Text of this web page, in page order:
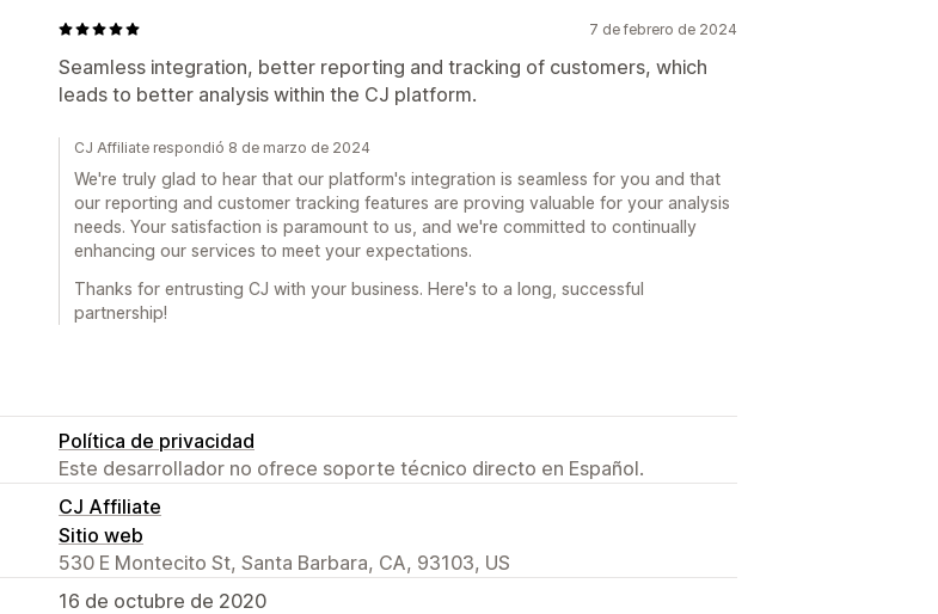
7 de febrero de 2024
Seamless integration, better reporting and tracking of customers, which
leads to better analysis within the CJ platform.
CJ Affiliate respondió 8 de marzo de 2024
We're truly glad to hear that our platform's integration is seamless for you and that
our reporting and customer tracking features are proving valuable for your analysis
needs. Your satisfaction is paramount to us, and we're committed to continually
enhancing our services to meet your expectations.
Thanks for entrusting CJ with your business. Here's to a long, successful
partnership!
Política de privacidad
Este desarrollador no ofrece soporte técnico directo en Español.
CJ Affiliate
Sitio web
530 E Montecito St, Santa Barbara, CA, 93103, US
16 de octubre de 2020